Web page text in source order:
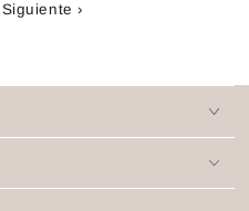
Siguiente ›